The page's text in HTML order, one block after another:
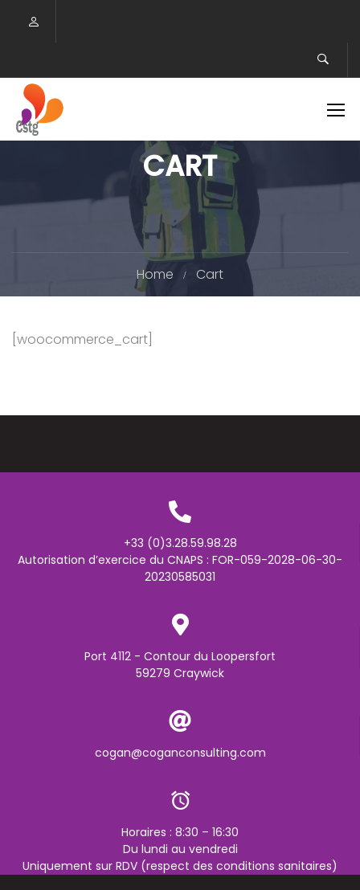
CART
Home Cart
[woocommerce_cart]
+33 (0)3.28.59.98.28
Autorisation d’exercice du CNAPS : FOR-059-2028-06-30-
20230585031
Port 4112 - Contour du Loopersfort
59279 Craywick
cogan@coganconsulting.com
Horaires : 8:30 – 16:30
Du lundi au vendredi
Uniquement sur RDV (respect des conditions sanitaires)